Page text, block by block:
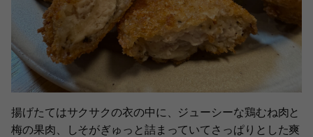
揚げたてはサクサクの衣の中に、ジューシーな鶏むね肉と
梅の果肉、しそがぎゅっと詰まっていてさっぱりとした爽